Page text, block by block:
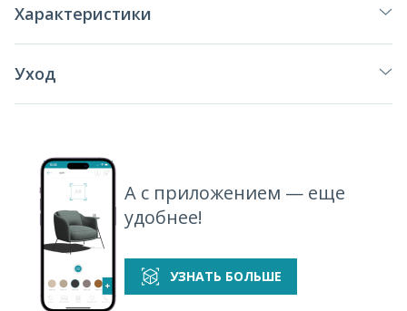
Характеристики
Уход
А с приложением — еще
удобнее!
УЗНАТЬ БОЛЬШЕ